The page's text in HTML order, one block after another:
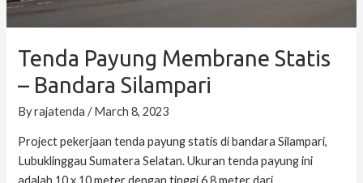
Tenda Payung Membrane Statis
– Bandara Silampari
Byrajatenda/March 8, 2023
Project pekerjaan tenda payung statis di bandara Silampari,
Lubuklinggau Sumatera Selatan. Ukuran tenda payung ini
adalah 10 x 10 meter dengan tinggi 6.8 meter dari